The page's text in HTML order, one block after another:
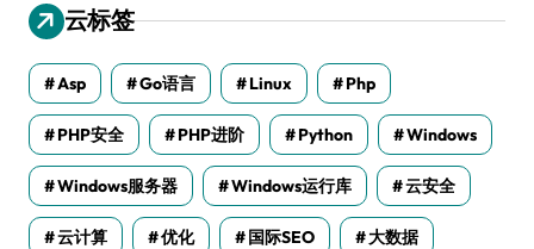
云标签
Asp Go语言 Linux Php
PHP安全 PHP进阶 Python Windows
Windows服务器 Windows运行库 云安全
云计算 优化 国际SEO 大数据